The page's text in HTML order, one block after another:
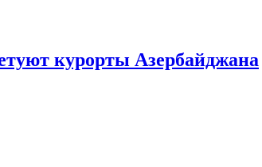
курорты Азербайджана